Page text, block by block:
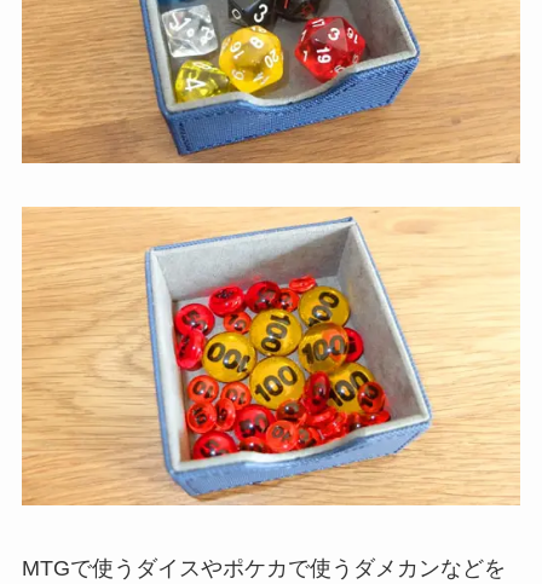
MTGで使うダイスやポケカで使うダメカンなどを